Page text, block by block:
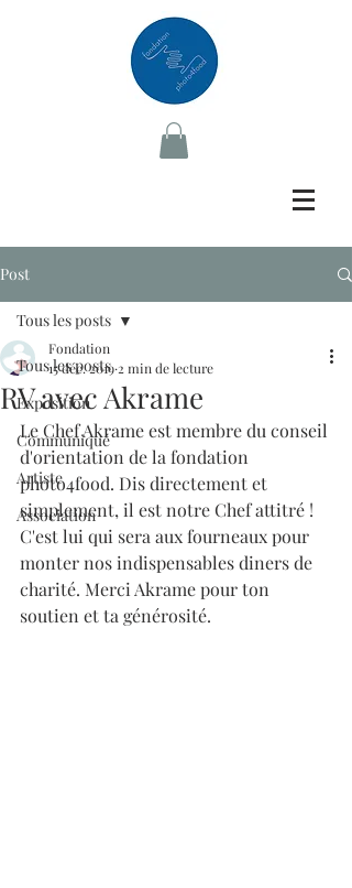
Post
Tous les posts
Exposition
Communiqué
Artiste
Association
Tous les posts
RV avec Akrame
Fondation
15 déc. 20192 min de lecture
Le Chef Akrame est membre du conseil
d'orientation de la fondation
photo4food. Dis directement et
simplement, il est notre Chef attitré !
C'est lui qui sera aux fourneaux pour
monter nos indispensables diners de
charité. Merci Akrame pour ton
soutien et ta générosité.